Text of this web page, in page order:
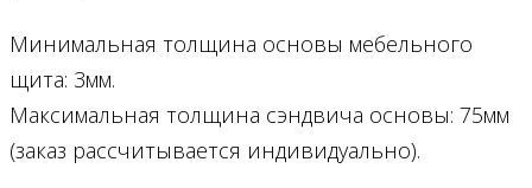
Минимальная толщина основы мебельного
щита: 3мм.
Максимальная толщина сэндвича основы: 75мм
(заказ рассчитывается индивидуально).